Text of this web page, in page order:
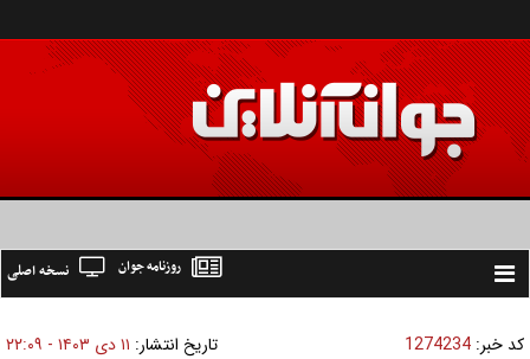
Toggle
نسخه اصلی روزنامه جوان
کد خبر: 1274234 تاریخ انتشار: ۱۱ دی ۱۴۰۳ - ۲۲:۰۹